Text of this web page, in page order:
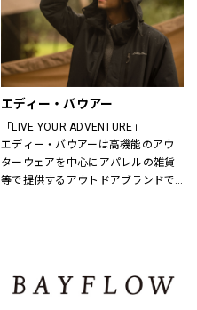
エディー・バウアー
「LIVE YOUR ADVENTURE」
エディー・バウアーは高機能のアウ
ターウェアを中心にアパレルの雑貨
等で提供するアウトドアブランドで
アウトドア・ライフスタルウェア等